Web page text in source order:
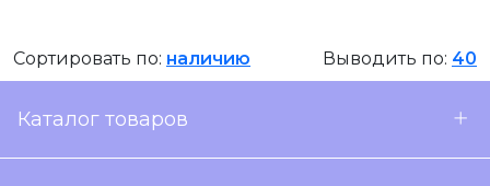
Сортировать по: наличию Выводить по: 40
Каталог товаров